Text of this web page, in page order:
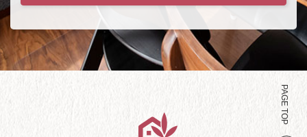
PAGE TOP